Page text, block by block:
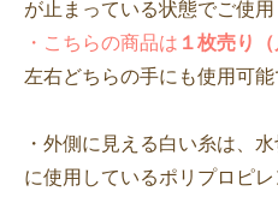
が止まっている状態でご使用
・こちらの商品は １枚売り（
左右どちらの手にも使用可能
・外側に見える白い糸は、
に使用しているポリプロピレ